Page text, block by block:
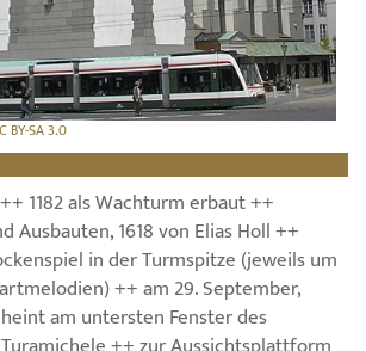
BY-SA 3.0
1182 als Wachturm erbaut ++
Ausbauten, 1618 von Elias Holl ++
in der Turmspitze (jeweils um
++ am 29. September,
am untersten Fenster des